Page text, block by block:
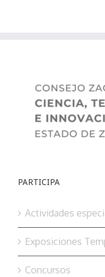
PARTICIPA
Actividades
Exposiciones
Concursos